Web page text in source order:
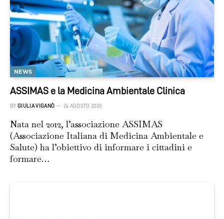
NEWS
ASSIMAS e la Medicina Ambientale Clinica
BY GIULIA VIGANÒ 24 AGOSTO 2020
Nata nel 2012, l’associazione ASSIMAS
(Associazione Italiana di Medicina Ambientale e
Salute) ha l’obiettivo di informare i cittadini e
formare…